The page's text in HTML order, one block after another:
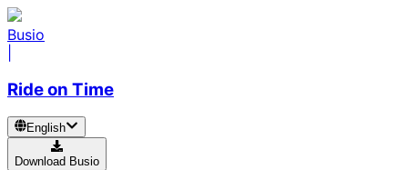
Busio
Ride on Time
English
Download Busio